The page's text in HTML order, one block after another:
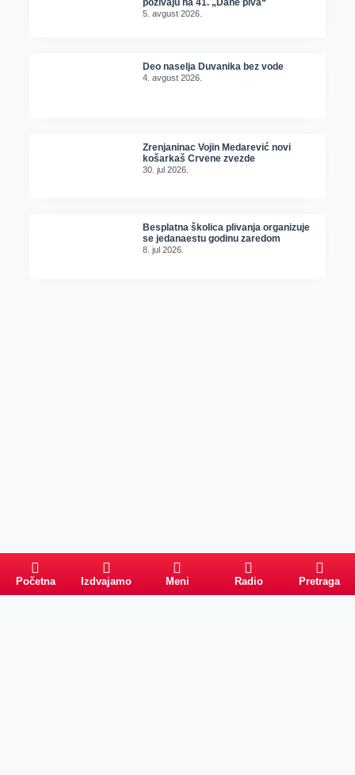
pozivaju na 41. „Dane piva“
5. avgust 2026.
Deo naselja Duvanika bez vode
4. avgust 2026.
Zrenjaninac Vojin Medarević novi
košarkaš Crvene zvezde
30. jul 2026.
Besplatna školica plivanja organizuje
se jedanaestu godinu zaredom
8. jul 2026.
Početna Izdvajamo Meni Radio Pretraga